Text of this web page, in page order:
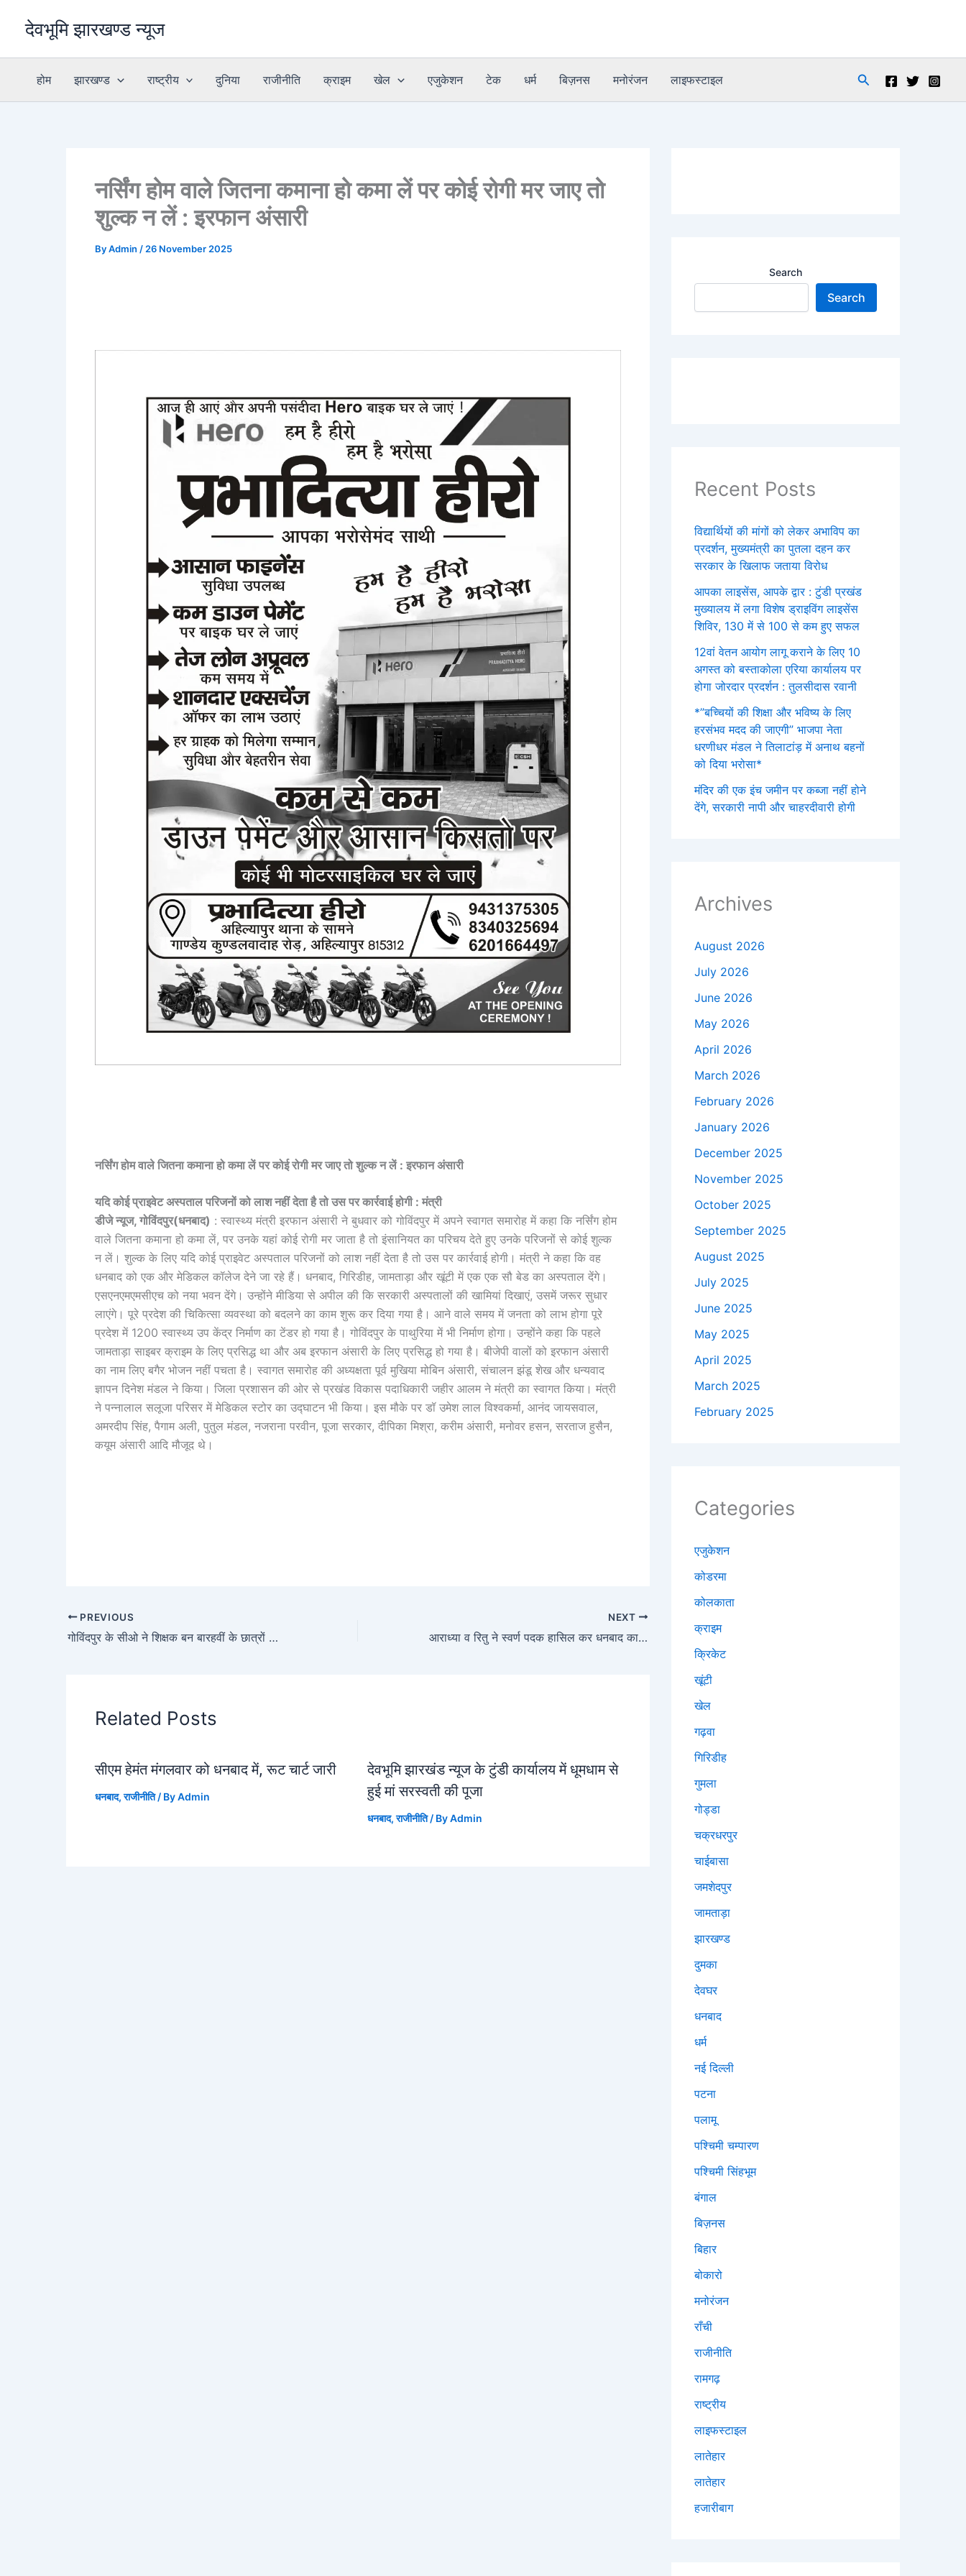
देवभूमि झारखण्ड न्यूज
होम झारखण्ड राष्ट्रीय दुनिया राजीनीति क्राइम खेल एजुकेशन टेक धर्म बिज़नस मनोरंजन लाइफस्टाइल Search
नर्सिंग होम वाले जितना कमाना हो कमा लें पर कोई रोगी मर जाए तो
शुल्क न लें : इरफान अंसारी
ByAdmin / 26 November 2025
नर्सिंग होम वाले जितना कमाना हो कमा लें पर कोई रोगी मर जाए तो शुल्क न लें : इरफान अंसारी
यदि कोई प्राइवेट अस्पताल परिजनों को लाश नहीं देता है तो उस पर कार्रवाई होगी : मंत्री
डीजे न्यूज, गोविंदपुर(धनबाद) : स्वास्थ्य मंत्री इरफान अंसारी ने बुधवार को गोविंदपुर में अपने स्वागत समारोह में कहा कि नर्सिंग होम
वाले जितना कमाना हो कमा लें, पर उनके यहां कोई रोगी मर जाता है तो इंसानियत का परिचय देते हुए उनके परिजनों से कोई शुल्क
न लें। शुल्क के लिए यदि कोई प्राइवेट अस्पताल परिजनों को लाश नहीं देता है तो उस पर कार्रवाई होगी। मंत्री ने कहा कि वह
धनबाद को एक और मेडिकल कॉलेज देने जा रहे हैं। धनबाद, गिरिडीह, जामताड़ा और खूंटी में एक एक सौ बेड का अस्पताल देंगे।
एसएनएमएमसीएच को नया भवन देंगे। उन्होंने मीडिया से अपील की कि सरकारी अस्पतालों की खामियां दिखाएं, उसमें जरूर सुधार
लाएंगे। पूरे प्रदेश की चिकित्सा व्यवस्था को बदलने का काम शुरू कर दिया गया है। आने वाले समय में जनता को लाभ होगा पूरे
प्रदेश में 1200 स्वास्थ्य उप केंद्र निर्माण का टेंडर हो गया है। गोविंदपुर के पाथुरिया में भी निर्माण होगा। उन्होंने कहा कि पहले
जामताड़ा साइबर क्राइम के लिए प्रसिद्ध था और अब इरफान अंसारी के लिए प्रसिद्ध हो गया है। बीजेपी वालों को इरफान अंसारी
का नाम लिए बगैर भोजन नहीं पचता है। स्वागत समारोह की अध्यक्षता पूर्व मुखिया मोबिन अंसारी, संचालन झंडू शेख और धन्यवाद
ज्ञापन दिनेश मंडल ने किया। जिला प्रशासन की ओर से प्रखंड विकास पदाधिकारी जहीर आलम ने मंत्री का स्वागत किया। मंत्री
ने पन्नालाल सलूजा परिसर में मेडिकल स्टोर का उद्घाटन भी किया। इस मौके पर डॉ उमेश लाल विश्वकर्मा, आनंद जायसवाल,
अमरदीप सिंह, पैगाम अली, पुतुल मंडल, नजराना परवीन, पूजा सरकार, दीपिका मिश्रा, करीम अंसारी, मनोवर हसन, सरताज हुसैन,
कयूम अंसारी आदि मौजूद थे।
PREVIOUS
गोविंदपुर के सीओ ने शिक्षक बन बारहवीं के छात्रों की ली क्लास
NEXT
आराध्या व रितु ने स्वर्ण पदक हासिल कर धनबाद का बढ़ाया मान श्रीराम सेना के राष्ट्रीय उपाध्यक्ष उदय प्रताप ने किया सम्मानित
Related Posts
सीएम हेमंत मंगलवार को धनबाद में, रूट चार्ट जारी
धनबाद,राजीनीति/ ByAdmin
देवभूमि झारखंड न्यूज के टुंडी कार्यालय में धूमधाम से
हुई मां सरस्वती की पूजा
धनबाद,राजीनीति/ ByAdmin
Search
Search
Recent Posts
विद्यार्थियों की मांगों को लेकर अभाविप का
प्रदर्शन, मुख्यमंत्री का पुतला दहन कर
सरकार के खिलाफ जताया विरोध
आपका लाइसेंस, आपके द्वार : टुंडी प्रखंड
मुख्यालय में लगा विशेष ड्राइविंग लाइसेंस
शिविर, 130 में से 100 से कम हुए सफल
12वां वेतन आयोग लागू कराने के लिए 10
अगस्त को बस्ताकोला एरिया कार्यालय पर
होगा जोरदार प्रदर्शन : तुलसीदास रवानी
*”बच्चियों की शिक्षा और भविष्य के लिए
हरसंभव मदद की जाएगी” भाजपा नेता
धरणीधर मंडल ने तिलाटांड़ में अनाथ बहनों
को दिया भरोसा*
मंदिर की एक इंच जमीन पर कब्जा नहीं होने
देंगे, सरकारी नापी और चाहरदीवारी होगी
Archives
August 2026
July 2026
June 2026
May 2026
April 2026
March 2026
February 2026
January 2026
December 2025
November 2025
October 2025
September 2025
August 2025
July 2025
June 2025
May 2025
April 2025
March 2025
February 2025
Categories
एजुकेशन
कोडरमा
कोलकाता
क्राइम
क्रिकेट
खूंटी
खेल
गढ़वा
गिरिडीह
गुमला
गोड्डा
चक्रधरपुर
चाईबासा
जमशेदपुर
जामताड़ा
झारखण्ड
दुमका
देवघर
धनबाद
धर्म
नई दिल्ली
पटना
पलामू
पश्चिमी चम्पारण
पश्चिमी सिंहभूम
बंगाल
बिज़नस
बिहार
बोकारो
मनोरंजन
राँची
राजीनीति
रामगढ़
राष्ट्रीय
लाइफस्टाइल
लातेहार
लातेहार
हजारीबाग